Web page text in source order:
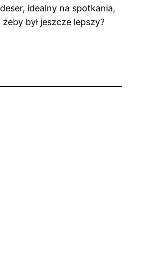
idealny na spotkania,
był jeszcze lepszy?